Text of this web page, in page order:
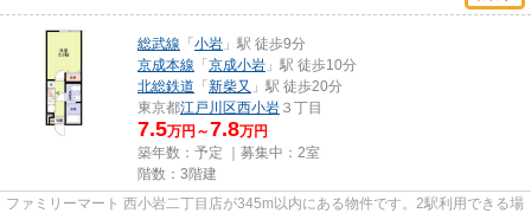
総武線 「 小岩 」駅 徒歩9分
京成本線 「 京成小岩 」駅 徒歩10分
北総鉄道 「 新柴又 」駅 徒歩20分
東京都江戸川区西小岩 ３丁目
7.5万円～7.8万円
築年数：予定 ｜募集中： 2室
階数：3階建
ファミリーマート 西小岩二丁目店が345m以内にある物件です。2駅利用できる場